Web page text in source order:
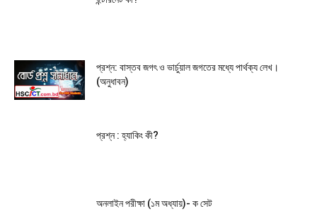
প্রশ্ন: বাস্তব জগৎ ও ভার্চুয়াল জগতের মধ্যে পার্থক্য লেখ।
(অনুধাবন)
প্রশ্ন : হ্যাকিং কী?
অনলাইন পরীক্ষা (১ম অধ্যায়)- ক সেট